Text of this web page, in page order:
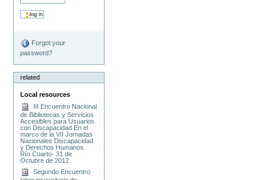
Forgot your
password?
related
Local resources
III Encuentro Nacional
de Bibliotecas y Servicios
Accesibles para Usuarios
con Discapacidad En el
marco de la VII Jornadas
Nacionales Discapacidad
y Derechos Humanos.
Río Cuarto- 31 de
Octubre de 2012
Segundo Encuentro